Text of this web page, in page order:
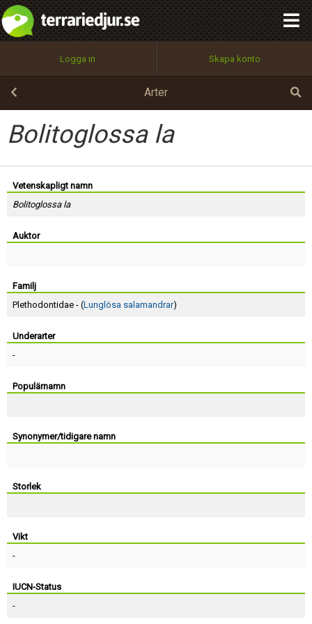
Logga in Skapa konto
Arter
Bolitoglossa la
Vetenskapligt namn
Bolitoglossa la
Auktor
Familj
Plethodontidae - (Lunglösa salamandrar)
Underarter
-
Populärnamn
Synonymer/tidigare namn
Storlek
Vikt
-
IUCN-Status
-
Utför
100%
OK
integritetspolicy
Namn:
Epost:
Lösenord:
Terms of Service
Skapa konto
Begär nytt lösenord
Tillbaka till förstasidan